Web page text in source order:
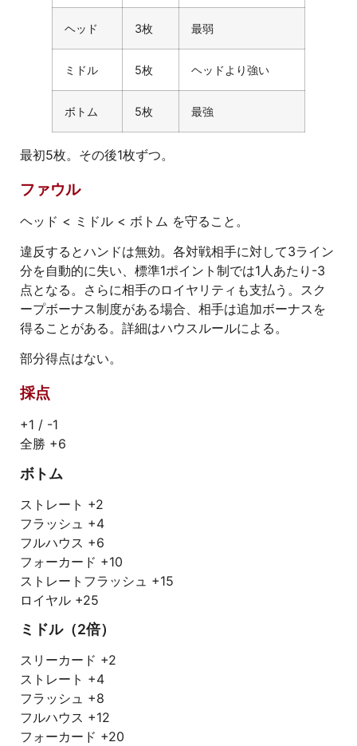
ヘッド 3枚 最弱
ミドル 5枚 ヘッドより強い
ボトム 5枚 最強
最初5枚。その後1枚ずつ。
ファウル
ヘッド < ミドル < ボトム を守ること。
違反するとハンドは無効。各対戦相手に対して3ライン
分を自動的に失い、標準1ポイント制では1人あたり-3
点となる。さらに相手のロイヤリティも支払う。スク
ープボーナス制度がある場合、相手は追加ボーナスを
得ることがある。詳細はハウスルールによる。
部分得点はない。
採点
+1 / -1
全勝 +6
ボトム
ストレート +2
フラッシュ +4
フルハウス +6
フォーカード +10
ストレートフラッシュ +15
ロイヤル +25
ミドル（2倍）
スリーカード +2
ストレート +4
フラッシュ +8
フルハウス +12
フォーカード +20